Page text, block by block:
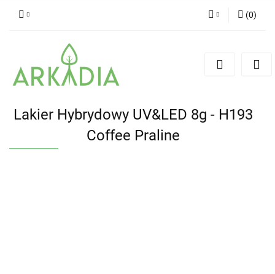
(0)
Lakier Hybrydowy UV&LED 8g - H193
Coffee Praline